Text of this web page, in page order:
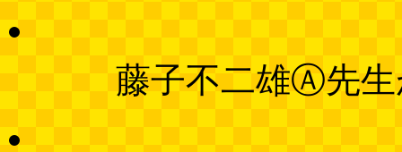
藤子不二雄Ⓐ先